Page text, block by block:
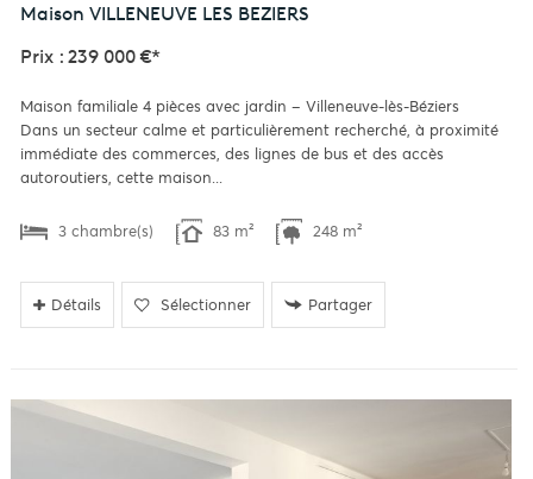
Maison VILLENEUVE LES BEZIERS
Prix : 239 000 €*
Maison familiale 4 pièces avec jardin – Villeneuve-lès-Béziers
Dans un secteur calme et particulièrement recherché, à proximité
immédiate des commerces, des lignes de bus et des accès
autoroutiers, cette maison...
3 chambre(s) 83 m² 248 m²
Détails Sélectionner Partager